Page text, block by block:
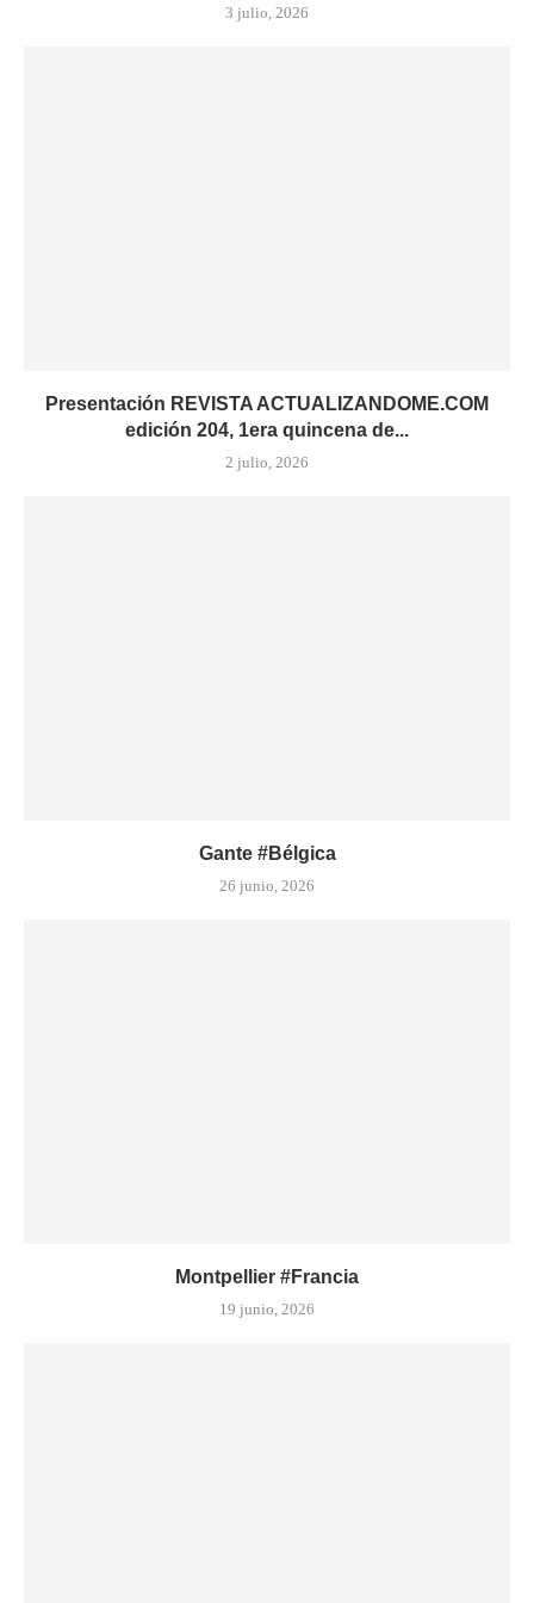
3 julio, 2026
Presentación REVISTA ACTUALIZANDOME.COM
edición 204, 1era quincena de...
2 julio, 2026
Gante #Bélgica
26 junio, 2026
Montpellier #Francia
19 junio, 2026